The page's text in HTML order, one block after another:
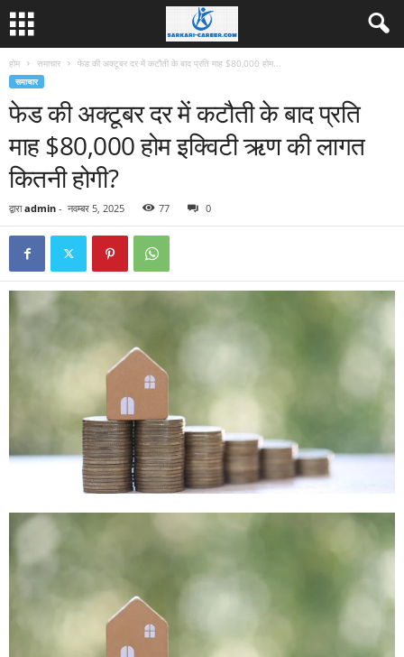
होम समाचार फेड की अक्टूबर दर में कटौती के बाद प्रति माह $80,000 होम...
समाचार
फेड की अक्टूबर दर में कटौती के बाद प्रति
माह $80,000 होम इक्विटी ऋण की लागत
कितनी होगी?
द्वारा admin - नवम्बर 5, 2025 77 0